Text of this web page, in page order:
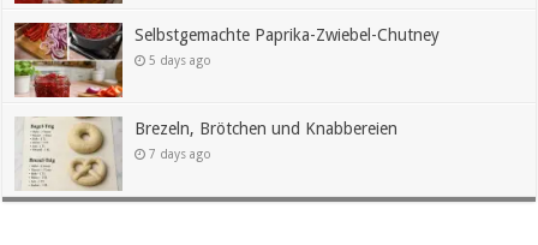
Selbstgemachte Paprika-Zwiebel-Chutney
5 days ago
Brezeln, Brötchen und Knabbereien
7 days ago